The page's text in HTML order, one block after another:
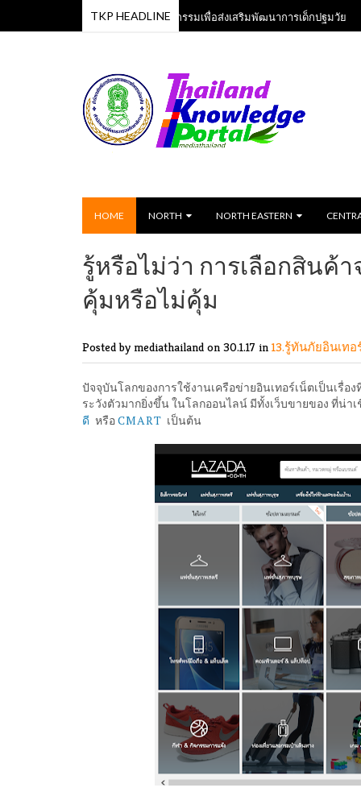
TKP HEADLINE
หลักสูตรเพลงและกิจกรรมเพื่อส่งเสริมพัฒนาการเด็กปฐมวัย 13 Jun
HOME NORTH NORTH EASTERN
รู้หรือไม่ว่า การเลือกสินค้
คุ้มหรือไม่คุ้ม
Posted by mediathailand on 30.1.17 in 13.รู้ทันภัยอินเท
ปัจจุบันโลกของการใช้งานเครือข่ายอินเทอร์เน็ตเป็นเรื่อ
ระวังตัวมากยิ่งขึ้น ในโลกออนไลน์ มีทั้งเว็บขายของ ที่น่า
ดี หรือCMART เป็นต้น